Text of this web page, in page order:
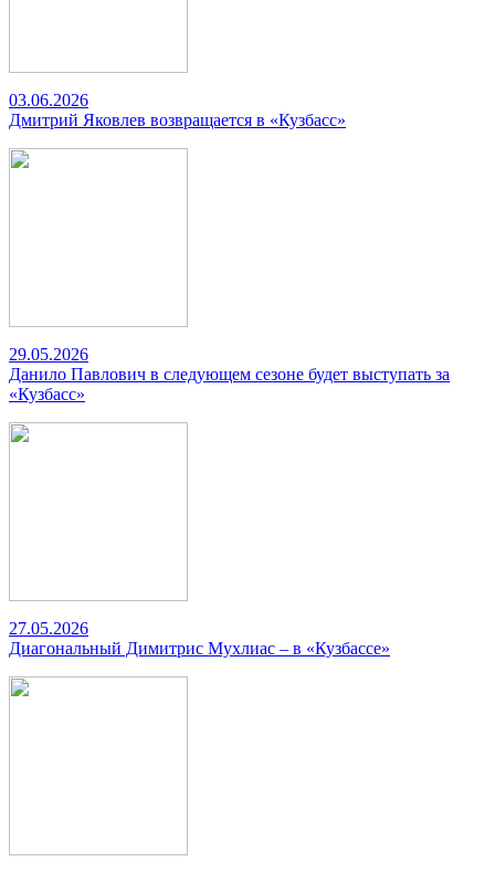
03.06.2026
Дмитрий Яковлев возвращается в «Кузбасс»
29.05.2026
Данило Павлович в следующем сезоне будет выступать за
«Кузбасс»
27.05.2026
Диагональный Димитрис Мухлиас – в «Кузбассе»